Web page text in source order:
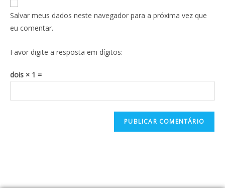
Salvar meus dados neste navegador para a próxima vez que
eu comentar.
Favor digite a resposta em dígitos:
dois × 1 =